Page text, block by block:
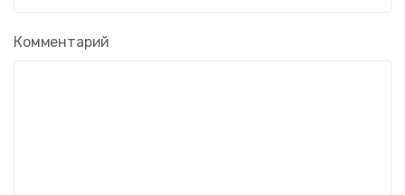
Комментарий